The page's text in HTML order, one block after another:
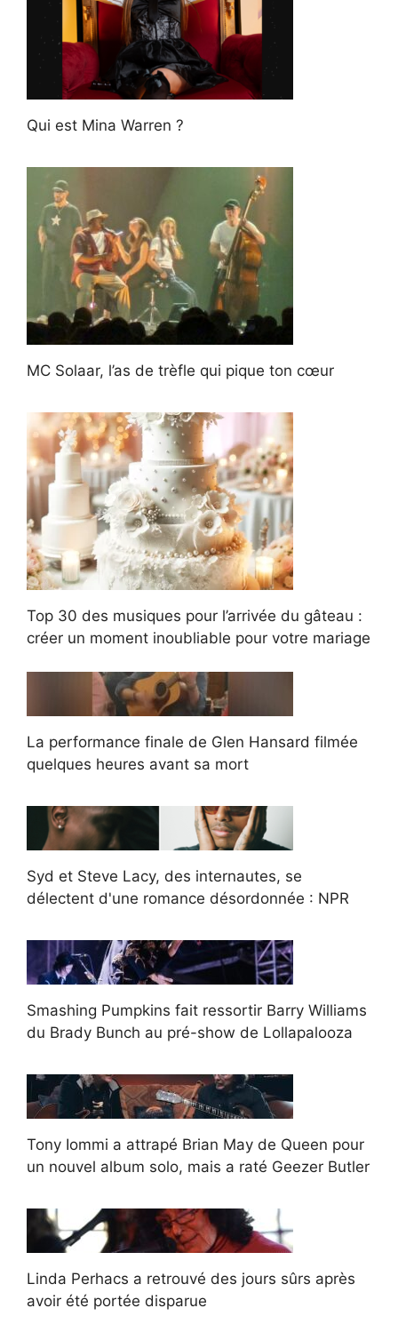
Qui est Mina Warren ?
MC Solaar, l’as de trèfle qui pique ton cœur
Top 30 des musiques pour l’arrivée du gâteau :
créer un moment inoubliable pour votre mariage
La performance finale de Glen Hansard filmée
quelques heures avant sa mort
Syd et Steve Lacy, des internautes, se
délectent d'une romance désordonnée : NPR
Smashing Pumpkins fait ressortir Barry Williams
du Brady Bunch au pré-show de Lollapalooza
Tony Iommi a attrapé Brian May de Queen pour
un nouvel album solo, mais a raté Geezer Butler
Linda Perhacs a retrouvé des jours sûrs après
avoir été portée disparue